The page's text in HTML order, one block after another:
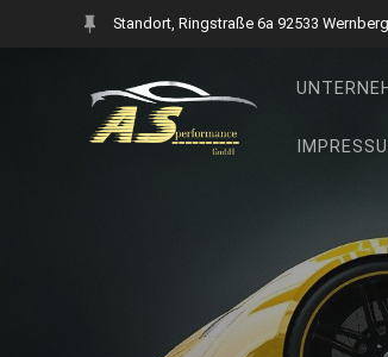
Standort, Ringstraße 6a 92533